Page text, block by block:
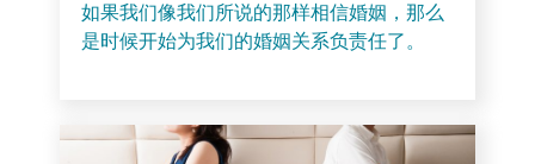
如果我们像我们所说的那样相信婚姻，那么
是时候开始为我们的婚姻关系负责任了。